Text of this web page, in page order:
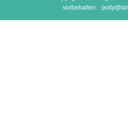
vorbehalten.